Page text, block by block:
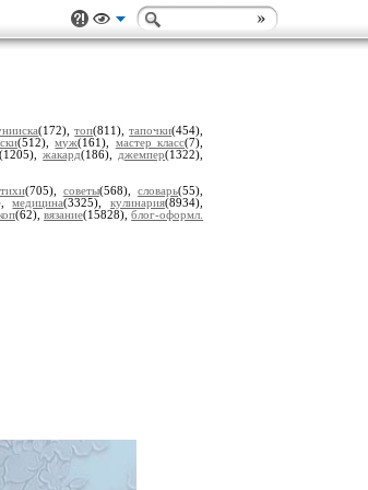
(172),топ(811),тапочки(454),
(512),муж(161), мастер класс(7),
(1205),жакард(186), джемпер(1322),
(705), советы(568),словарь(55),
медицина(3325),кулинария(8934),
(62),вязание(15828),блог-оформл.